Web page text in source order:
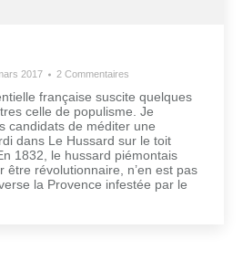
2017 2 Commentaires
française suscite quelques
celle de populisme. Je
candidats de méditer une
dans Le Hussard sur le toit
1832, le hussard piémontais
être révolutionnaire, n’en est pas
la Provence infestée par le